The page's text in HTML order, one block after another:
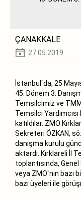
ÇANAKKALE
27.05.2019
İstanbul`da, 25
45. Dönem 3.
Temsilcimiz ve
Temsilci Yardımcısı
katıldılar. ZMO
Sekreteri ÖZKAN,
danışma kurulu
aktardı. Kırklareli İl
toplantısında,
veya ZMO`nın bazı
bazı üyeleri ile